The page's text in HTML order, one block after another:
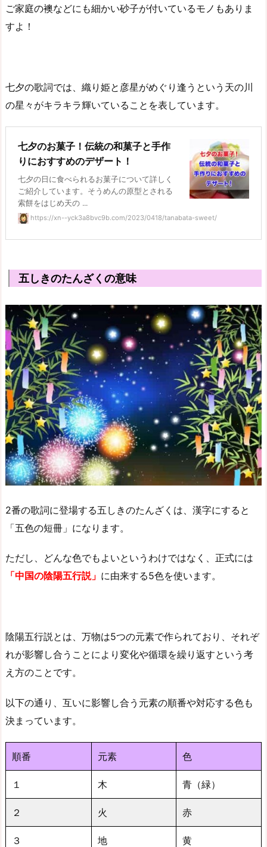
ご家庭の襖などにも細かい砂子が付いているモノもありま
すよ！
七夕の歌詞では、織り姫と彦星がめぐり逢うという天の川
の星々がキラキラ輝いていることを表しています。
七夕のお菓子！伝統の和菓子と手作
りにおすすめのデザート！
七夕の日に食べられるお菓子について詳しく
ご紹介しています。そうめんの原型とされる
索餅をはじめ天の ...
https://xn--yck3a8bvc9b.com/2023/0418/tanabata-sweet/
五しきのたんざくの意味
2番の歌詞に登場する五しきのたんざくは、漢字にすると
「五色の短冊」になります。
ただし、どんな色でもよいというわけではなく、正式には
「中国の陰陽五行説」 に由来する5色を使います。
陰陽五行説とは、万物は5つの元素で作られており、それぞ
れが影響し合うことにより変化や循環を繰り返すという考
え方のことです。
以下の通り、互いに影響し合う元素の順番や対応する色も
決まっています。
順番 元素 色
１ 木 青（緑）
２ 火 赤
３ 地 黄